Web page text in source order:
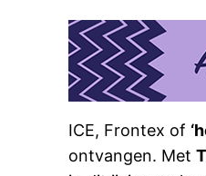
ICE, Frontex of
ontvangen. Met